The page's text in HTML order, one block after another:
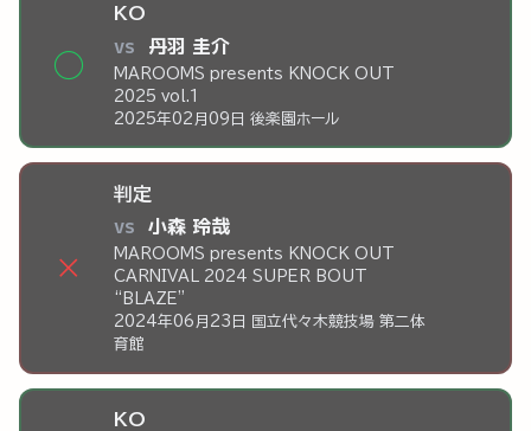
◯
KO
vs 丹羽 圭介
MAROOMS presents KNOCK OUT
2025 vol.1
2025年02月09日 後楽園ホール
×
判定
vs 小森 玲哉
MAROOMS presents KNOCK OUT
CARNIVAL 2024 SUPER BOUT
“BLAZE”
2024年06月23日 国立代々木競技場 第二体
育館
KO